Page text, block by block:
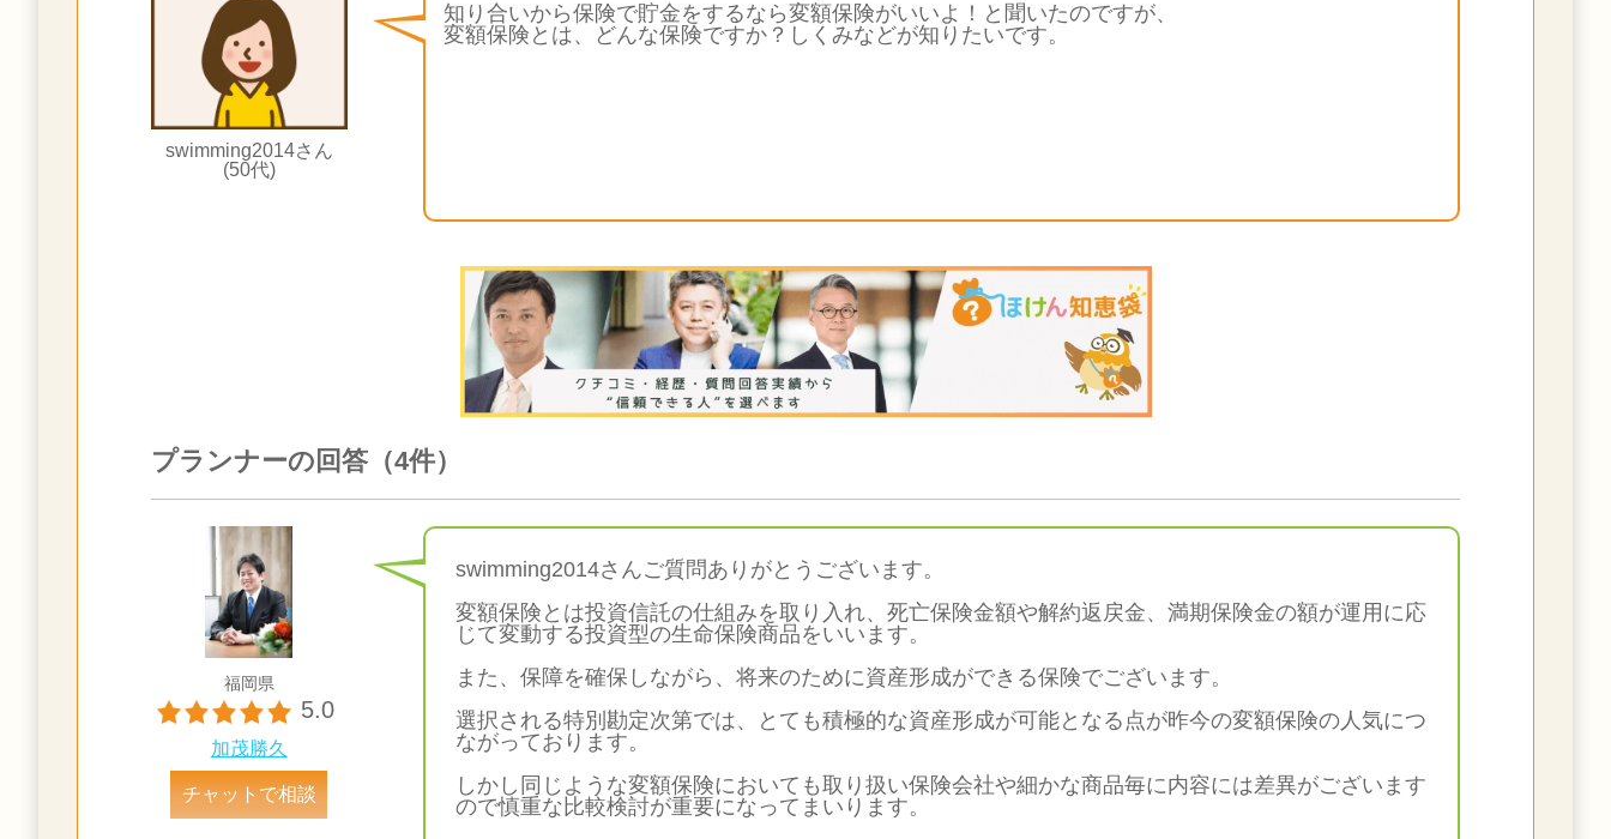
swimming2014さん
(50代)
知り合いから保険で貯金をするなら変額保険がいいよ！と聞いたのですが、
変額保険とは、どんな保険ですか？しくみなどが知りたいです。
プランナーの回答（4件）
福岡県
5.0
加茂勝久
チャットで相談
swimming2014さんご質問ありがとうございます。
変額保険とは投資信託の仕組みを取り入れ、死亡保険金額や解約返戻金、満期保険金の額が運用に応
じて変動する投資型の生命保険商品をいいます。
また、保障を確保しながら、将来のために資産形成ができる保険でございます。
選択される特別勘定次第では、とても積極的な資産形成が可能となる点が昨今の変額保険の人気につ
ながっております。
しかし同じような変額保険においても取り扱い保険会社や細かな商品毎に内容には差異がございます
ので慎重な比較検討が重要になってまいります。